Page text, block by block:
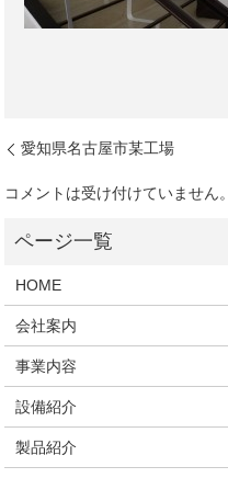
愛知県名古屋市某工場
コメントは受け付けていません。
HOME
会社案内
事業内容
設備紹介
製品紹介